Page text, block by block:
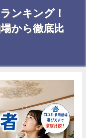
ンキング！
から徹底比